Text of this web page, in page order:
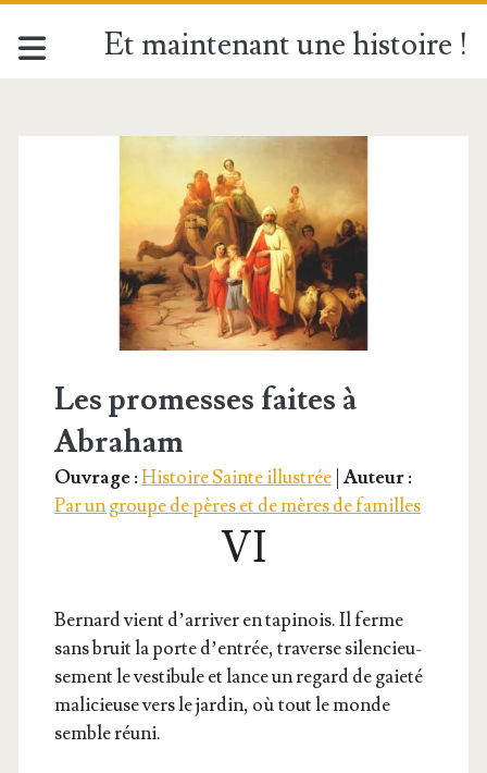
Et maintenant une histoire !
Étiquette :
<span>Abraham</
Les promesses faites à
Abraham
Ouvrage :Histoire Sainte illustrée| Auteur :
Par un groupe de pères et de mères de familles
VI
Ber­nard vient d’ar­ri­ver en tapi­nois. Il ferme
sans bruit la porte d’en­trée, tra­verse silen­cieu­
se­ment le ves­ti­bule et lance un regard de gaie­té
mali­cieuse vers le jar­din, où tout le monde
semble réuni.